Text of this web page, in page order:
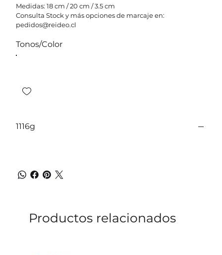
Medidas: 18 cm / 20 cm / 3.5 cm
Consulta Stock y más opciones de marcaje en:
pedidos@reideo.cl
Tonos/Color
1116g
Productos relacionados